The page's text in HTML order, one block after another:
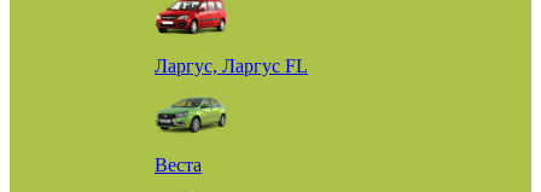
Ларгус, Ларгус FL
Веста